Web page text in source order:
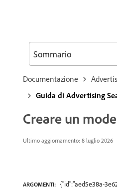
Documentazione
Guida di Advertising
Creare un
Ultimo aggiornamento: 8 luglio 2026
ARGOMENTI: {"id":"aed5e38a-
Sommario